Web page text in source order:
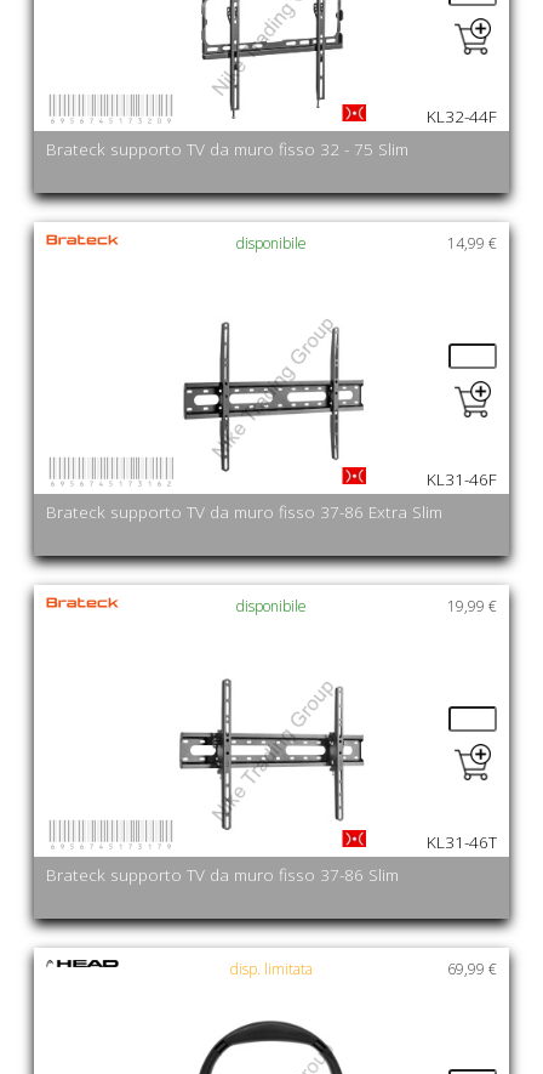
Brateck supporto TV da muro fisso 32 - 75 Slim
KL32-44F
14,99 €
Brateck supporto TV da muro fisso 37-86 Extra Slim
disponibile
KL31-46F
19,99 €
Brateck supporto TV da muro fisso 37-86 Slim
disponibile
KL31-46T
69,99 €
disp. limitata